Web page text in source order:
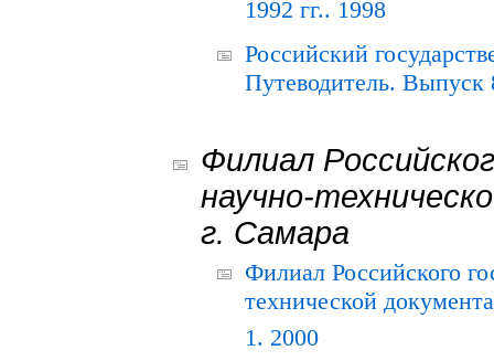
1992 гг.. 1998
Российский
Путеводитель. Выпуск
Филиал
научно-
г. Самара
Филиал Российского
технической
1. 2000